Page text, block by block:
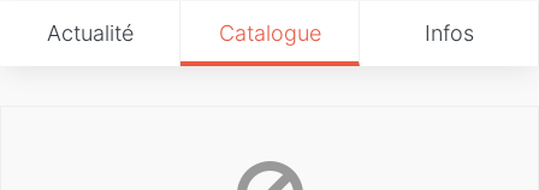
Actualité Catalogue Infos